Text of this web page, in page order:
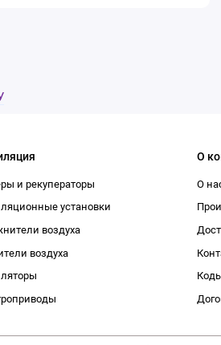
и рекуператоры
установки
воздуха
воздуха
О
О